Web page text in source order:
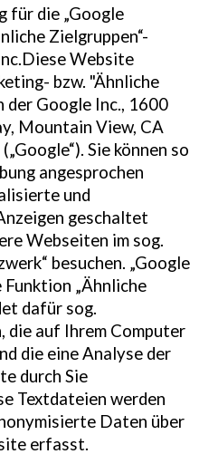
für die „Google
Zielgruppen“-
Website
bzw. "Ähnliche
der Google Inc., 1600
Mountain View, CA
Sie können so
angesprochen
und
geschaltet
Webseiten im sog.
besuchen. „Google
Funktion „Ähnliche
dafür sog.
die auf Ihrem Computer
die eine Analyse der
durch Sie
Textdateien werden
Daten über
erfasst.